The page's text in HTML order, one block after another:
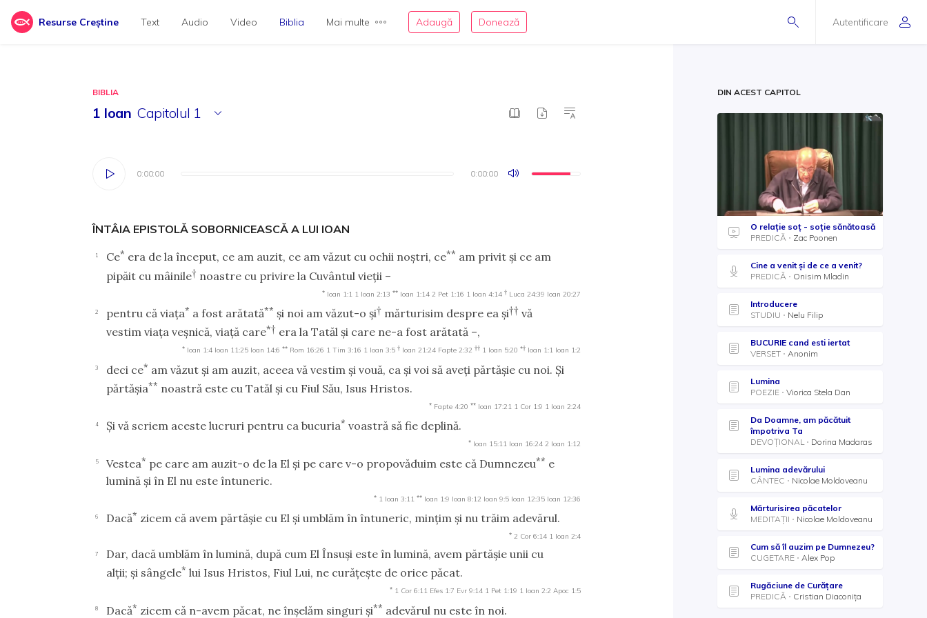
Resurse Creștine Autentificare
Text Audio Video Biblia Mai multe Adaugă Donează
BIBLIA
1 Ioan Capitolul 1
0:00:00 0:00:00
0:00:00 0:00:00
ÎNTÂIA EPISTOLĂ SOBORNICEASCĂ A LUI IOAN
1 Ce* era de la început, ce am auzit, ce am văzut cu ochii noştri, ce** am privit şi ce am
pipăit cu mâinile† noastre cu privire la Cuvântul vieţii –
* Ioan 1:1 1 Ioan 2:13 ** Ioan 1:14 2 Pet 1:16 1 Ioan 4:14 † Luca 24:39 Ioan 20:27
2 pentru că viaţa* a fost arătată** şi noi am văzut-o şi† mărturisim despre ea şi†† vă
vestim viaţa veşnică, viaţă care*† era la Tatăl şi care ne-a fost arătată –,
* Ioan 1:4 Ioan 11:25 Ioan 14:6 ** Rom 16:26 1 Tim 3:16 1 Ioan 3:5 † Ioan 21:24 Fapte 2:32 †† 1 Ioan 5:20 *† Ioan 1:1 Ioan 1:2
3 deci ce* am văzut şi am auzit, aceea vă vestim şi vouă, ca şi voi să aveţi părtăşie cu noi. Şi
părtăşia** noastră este cu Tatăl şi cu Fiul Său, Isus Hristos.
* Fapte 4:20 ** Ioan 17:21 1 Cor 1:9 1 Ioan 2:24
4 Şi vă scriem aceste lucruri pentru ca bucuria* voastră să fie deplină.
* Ioan 15:11 Ioan 16:24 2 Ioan 1:12
5 Vestea* pe care am auzit-o de la El şi pe care v-o propovăduim este că Dumnezeu** e
lumină şi în El nu este întuneric.
* 1 Ioan 3:11 ** Ioan 1:9 Ioan 8:12 Ioan 9:5 Ioan 12:35 Ioan 12:36
6 Dacă* zicem că avem părtăşie cu El şi umblăm în întuneric, minţim şi nu trăim adevărul.
* 2 Cor 6:14 1 Ioan 2:4
7
Dar, dacă umblăm în lumină, după cum El Însuşi este în lumină, avem părtăşie unii cu
alţii; şi sângele* lui Isus Hristos, Fiul Lui, ne curăţeşte de orice păcat.
* 1 Cor 6:11 Efes 1:7 Evr 9:14 1 Pet 1:19 1 Ioan 2:2 Apoc 1:5
8 Dacă* zicem că n-avem păcat, ne înşelăm singuri şi** adevărul nu este în noi.
DIN ACEST CAPITOL
O relaţie soţ - soţie sănătoasă
PREDICĂ
Zac Poonen
Cine a venit şi de ce a venit?
PREDICĂ
Onisim Mladin
Introducere
STUDIU
Nelu Filip
BUCURIE cand esti iertat
VERSET
Anonim
Lumina
POEZIE
Viorica Stela Dan
Da Doamne, am păcătuit
împotriva Ta
DEVOȚIONAL
Dorina Madaras
Lumina adevărului
CÂNTEC
Nicolae Moldoveanu
Mărturisirea păcatelor
MEDITAȚII
Nicolae Moldoveanu
Cum să îl auzim pe Dumnezeu?
CUGETARE
Alex Pop
Rugăciune de Curățare
PREDICĂ
Cristian Diaconița